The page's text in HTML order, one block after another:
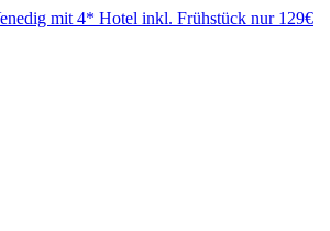
mit 4* Hotel inkl. Frühstück nur 129€